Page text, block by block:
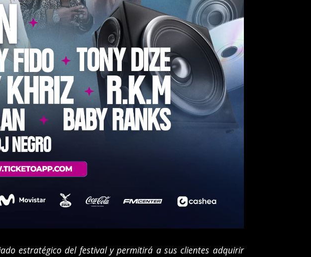
estratégico del festival y permitirá a sus clientes adquirir